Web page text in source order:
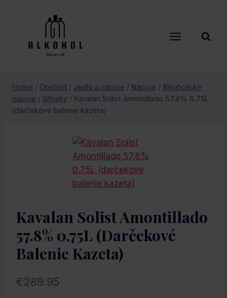
Home / Obchod / Jedlo a nápoje / Nápoje / Alkoholické
nápoje / Whisky / Kavalan Solist Amontillado 57.8% 0.75L
(darčekové balenie kazeta)
Kavalan Solist Amontillado
57.8% 0.75L (darčekové
Balenie Kazeta)
€289.95